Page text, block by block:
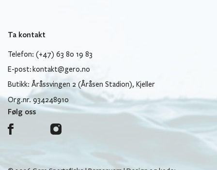
Ta kontakt
Telefon: (+47) 63 80 19 83
E-post: kontakt@gero.no
Butikk: Åråssvingen 2 (Åråsen Stadion), Kjeller
Org.nr. 934248910
Følg oss